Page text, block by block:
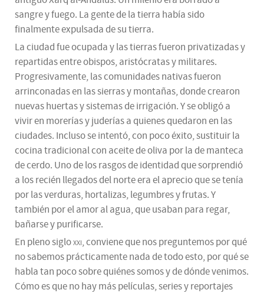
sangre y fuego. La gente de la tierra había sido
finalmente expulsada de su tierra.
La ciudad fue ocupada y las tierras fueron privatizadas y
repartidas entre obispos, aristócratas y militares.
Progresivamente, las comunidades nativas fueron
arrinconadas en las sierras y montañas, donde crearon
nuevas huertas y sistemas de irrigación. Y se obligó a
vivir en morerías y juderías a quienes quedaron en las
ciudades. Incluso se intentó, con poco éxito, sustituir la
cocina tradicional con aceite de oliva por la de manteca
de cerdo. Uno de los rasgos de identidad que sorprendió
a los recién llegados del norte era el aprecio que se tenía
por las verduras, hortalizas, legumbres y frutas. Y
también por el amor al agua, que usaban para regar,
bañarse y purificarse.
En pleno sigloxxi, conviene que nos preguntemos por qué
no sabemos prácticamente nada de todo esto, por qué se
habla tan poco sobre quiénes somos y de dónde venimos.
Cómo es que no hay más películas, series y reportajes